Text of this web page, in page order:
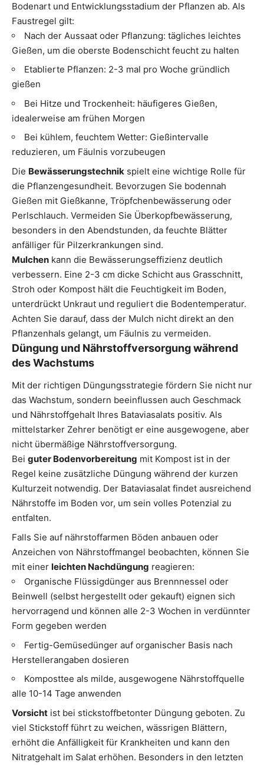
Bodenart und Entwicklungsstadium der Pflanzen ab. Als
Faustregel gilt:
Nach der Aussaat oder Pflanzung: tägliches leichtes
Gießen, um die oberste Bodenschicht feucht zu halten
Etablierte Pflanzen: 2-3 mal pro Woche gründlich
gießen
Bei Hitze und Trockenheit: häufigeres Gießen,
idealerweise am frühen Morgen
Bei kühlem, feuchtem Wetter: Gießintervalle
reduzieren, um Fäulnis vorzubeugen
Die Bewässerungstechnik spielt eine wichtige Rolle für
die Pflanzengesundheit. Bevorzugen Sie bodennah
Gießen mit Gießkanne, Tröpfchenbewässerung oder
Perlschlauch. Vermeiden Sie Überkopfbewässerung,
besonders in den Abendstunden, da feuchte Blätter
anfälliger für Pilzerkrankungen sind.
Mulchen kann die Bewässerungseffizienz deutlich
verbessern. Eine 2-3 cm dicke Schicht aus Grasschnitt,
Stroh oder Kompost hält die Feuchtigkeit im Boden,
unterdrückt Unkraut und reguliert die Bodentemperatur.
Achten Sie darauf, dass der Mulch nicht direkt an den
Pflanzenhals gelangt, um Fäulnis zu vermeiden.
Düngung und Nährstoffversorgung während
des Wachstums
Mit der richtigen Düngungsstrategie fördern Sie nicht nur
das Wachstum, sondern beeinflussen auch Geschmack
und Nährstoffgehalt Ihres Bataviasalats positiv. Als
mittelstarker Zehrer benötigt er eine ausgewogene, aber
nicht übermäßige Nährstoffversorgung.
Bei guter Bodenvorbereitung mit Kompost ist in der
Regel keine zusätzliche Düngung während der kurzen
Kulturzeit notwendig. Der Bataviasalat findet ausreichend
Nährstoffe im Boden vor, um sein volles Potenzial zu
entfalten.
Falls Sie auf nährstoffarmen Böden anbauen oder
Anzeichen von Nährstoffmangel beobachten, können Sie
mit einer leichten Nachdüngung reagieren:
Organische Flüssigdünger aus Brennnessel oder
Beinwell (selbst hergestellt oder gekauft) eignen sich
hervorragend und können alle 2-3 Wochen in verdünnter
Form gegeben werden
Fertig-Gemüsedünger auf organischer Basis nach
Herstellerangaben dosieren
Komposttee als milde, ausgewogene Nährstoffquelle
alle 10-14 Tage anwenden
Vorsicht ist bei stickstoffbetonter Düngung geboten. Zu
viel Stickstoff führt zu weichen, wässrigen Blättern,
erhöht die Anfälligkeit für Krankheiten und kann den
Nitratgehalt im Salat erhöhen. Besonders in den letzten